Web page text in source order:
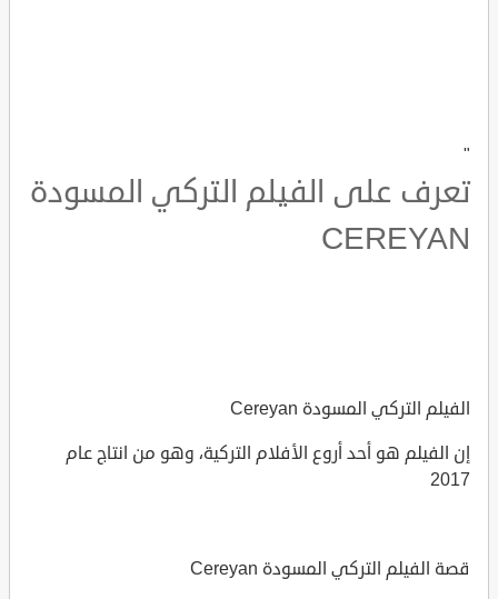
"
تعرف على الفيلم التركي المسودة
CEREYAN
الفيلم التركي المسودة Cereyan
إن الفيلم هو أحد أروع الأفلام التركية، وهو من انتاج عام
2017
قصة الفيلم التركي المسودة Cereyan